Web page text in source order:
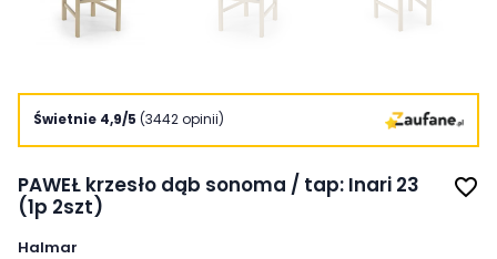
Świetnie 4,9/5 (3442 opinii)
PAWEŁ krzesło dąb sonoma / tap: Inari 23
(1p 2szt)
favorite_border
Halmar